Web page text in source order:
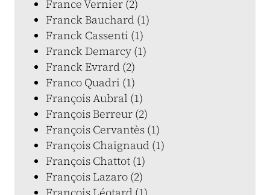
France Vernier (2)
Franck Bauchard (1)
Franck Cassenti (1)
Franck Demarcy (1)
Franck Evrard (2)
Franco Quadri (1)
François Aubral (1)
François Berreur (2)
François Cervantès (1)
François Chaignaud (1)
François Chattot (1)
François Lazaro (2)